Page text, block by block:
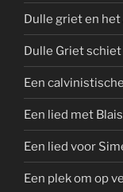
Dulle griet en
Dulle Griet
Een
Een lied met
Een lied voor
Een plek om op